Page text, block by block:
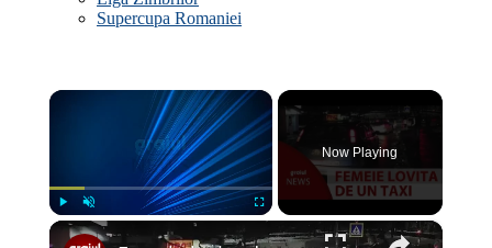
Supercupa Romaniei
×
Play Unmute Fullscreen
Now Playing
×